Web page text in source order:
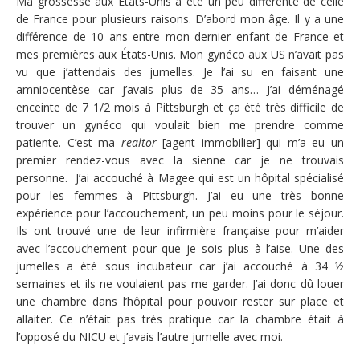
de France pour plusieurs raisons. D’abord mon âge. Il y a une
différence de 10 ans entre mon dernier enfant de France et
mes premières aux États-Unis. Mon gynéco aux US n’avait pas
vu que j’attendais des jumelles. Je l’ai su en faisant une
amniocentèse car j’avais plus de 35 ans… J’ai déménagé
enceinte de 7 1/2 mois à Pittsburgh et ça été très difficile de
trouver un gynéco qui voulait bien me prendre comme
patiente. C’est ma realtor[agent immobilier] qui m’a eu un
premier rendez-vous avec la sienne car je ne trouvais
personne. J’ai accouché à Magee qui est un hôpital spécialisé
pour les femmes à Pittsburgh. J’ai eu une très bonne
expérience pour l’accouchement, un peu moins pour le séjour.
Ils ont trouvé une de leur infirmière française pour m’aider
avec l’accouchement pour que je sois plus à l’aise. Une des
jumelles a été sous incubateur car j’ai accouché à 34 ½
semaines et ils ne voulaient pas me garder. J’ai donc dû louer
une chambre dans l’hôpital pour pouvoir rester sur place et
allaiter. Ce n’était pas très pratique car la chambre était à
l’opposé du NICU et j’avais l’autre jumelle avec moi.